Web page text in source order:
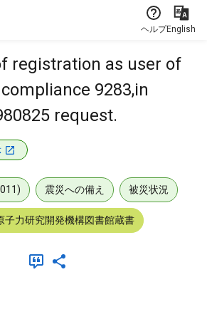
ヘルプEnglish
registration as user of
9283,in
request.
震災への備え 被災状況
子力研究開発機構図書館蔵書